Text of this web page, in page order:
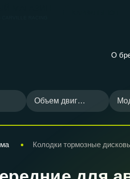
О
Объем двигателя
Колодки тормозные